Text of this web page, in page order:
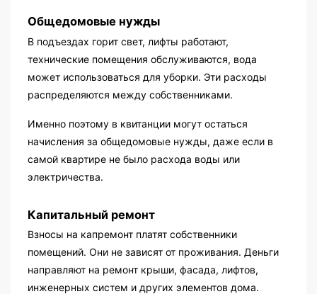
Общедомовые нужды
В подъездах горит свет, лифты работают,
технические помещения обслуживаются, вода
может использоваться для уборки. Эти расходы
распределяются между собственниками.
Именно поэтому в квитанции могут остаться
начисления за общедомовые нужды, даже если в
самой квартире не было расхода воды или
электричества.
Капитальный ремонт
Взносы на капремонт платят собственники
помещений. Они не зависят от проживания. Деньги
направляют на ремонт крыши, фасада, лифтов,
инженерных систем и других элементов дома.